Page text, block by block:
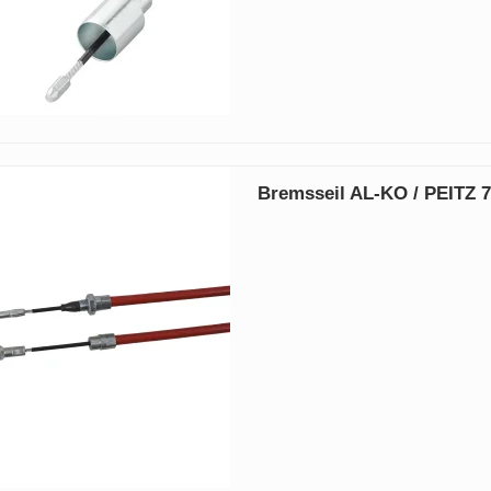
Bremsseil AL‑KO / PEITZ